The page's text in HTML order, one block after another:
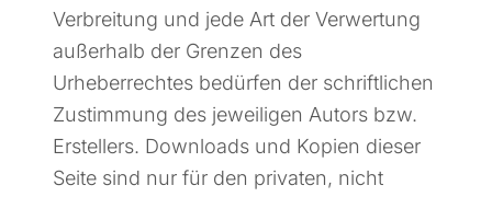
Verbreitung und jede Art der Verwertung
außerhalb der Grenzen des
Urheberrechtes bedürfen der schriftlichen
Zustimmung des jeweiligen Autors bzw.
Erstellers. Downloads und Kopien dieser
Seite sind nur für den privaten, nicht